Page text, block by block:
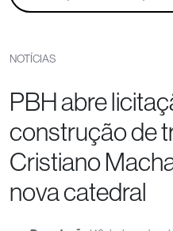
NOTÍCIAS
PBH abre
construção de
Cristiano
nova catedral